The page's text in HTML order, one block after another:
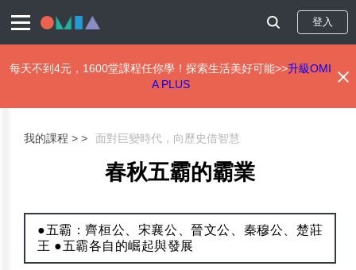
登入
每天不到4元，1600堂課程任你學！探索生活美好可能>>升級OMI
A PLUS
我的課程 > 面對巨變時代，向歷史借智慧
春秋五霸的霸業
●五霸：齊桓公、宋襄公、晉文公、秦穆公、楚莊
王 ●五霸各自的崛起與發展